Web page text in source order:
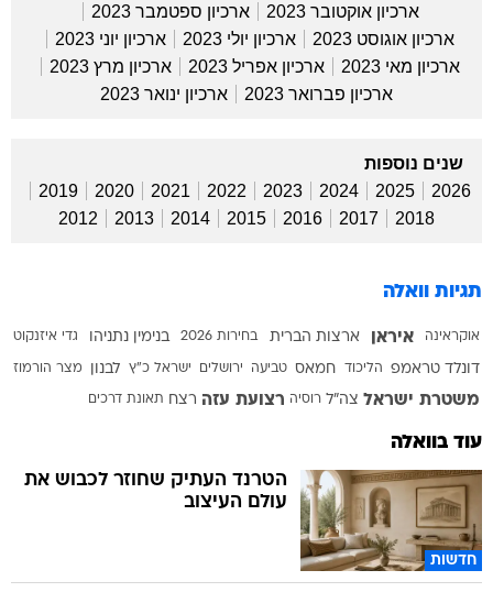
ארכיון אוקטובר 2023
ארכיון ספטמבר 2023
ארכיון אוגוסט 2023
ארכיון יולי 2023
ארכיון יוני 2023
ארכיון מאי 2023
ארכיון אפריל 2023
ארכיון מרץ 2023
ארכיון פברואר 2023
ארכיון ינואר 2023
שנים נוספות
2026
2025
2024
2023
2022
2021
2020
2019
2018
2017
2016
2015
2014
2013
2012
תגיות וואלה
אוקראינה איראן ארצות הברית בחירות 2026 בנימין נתניהו גדי איזנקוט
דונלד טראמפ הליכוד חמאס טביעה ירושלים ישראל כ"ץ לבנון מצר הורמוז
משטרת ישראל צה"ל רוסיה רצועת עזה רצח תאונת דרכים
עוד בוואלה
חדשות
הטרנד העתיק שחוזר לכבוש את
עולם העיצוב